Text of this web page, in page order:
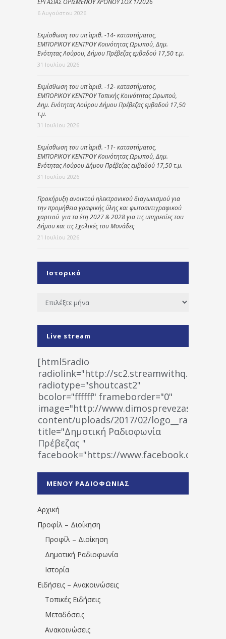
6 Αυγούστου 2026
Εκμίσθωση του υπ΄ αριθ. -14- καταστήματος,
ΕΜΠΟΡΙΚΟΥ ΚΕΝΤΡΟΥ Κοινότητας Ωρωπού, Δημ.
Ενότητας Λούρου, Δήμου Πρέβεζας εμβαδού 17,50 τ.μ.
31 Ιουλίου 2026
Εκμίσθωση του υπ΄ αριθ. -12- καταστήματος,
ΕΜΠΟΡΙΚΟΥ ΚΕΝΤΡΟΥ Τοπικής Κοινότητας Ωρωπού,
Δημ. Ενότητας Λούρου Δήμου Πρέβεζας εμβαδού 17,50
τ.μ.
31 Ιουλίου 2026
Εκμίσθωση του υπ΄ αριθ. -11- καταστήματος,
ΕΜΠΟΡΙΚΟΥ ΚΕΝΤΡΟΥ Κοινότητας Ωρωπού, Δημ.
Ενότητας Λούρου Δήμου Πρέβεζας εμβαδού 17,50 τ.μ.
31 Ιουλίου 2026
Προκήρυξη ανοικτού ηλεκτρονικού διαγωνισμού για
την προμήθεια γραφικής ύλης και φωτοαντιγραφικού
χαρτιού για τα έτη 2027 & 2028 για τις υπηρεσίες του
Δήμου και τις Σχολικές του Μονάδες
21 Ιουλίου 2026
Ιστορικό
Ιστορικό
Live stream
[html5radio
radiolink="http://
radiotype="shoutcast2"
bcolor="ffffff" frameborder="0"
image="http://www.dimosprevezas.gr/wp-
content/uploads/2017/02/
title="Δημοτική Ραδιοφωνία
Πρέβεζας "
facebook="https://www.facebook.com/
1531194763766854/" artist="" ]
ΜΕΝΟΥ ΡΑΔΙΟΦΩΝΙΑΣ
Αρχική
Προφίλ – Διοίκηση
Προφίλ – Διοίκηση
Δημοτική Ραδιοφωνία
Ιστορία
Ειδήσεις – Ανακοινώσεις
Τοπικές Ειδήσεις
Μεταδόσεις
Ανακοινώσεις